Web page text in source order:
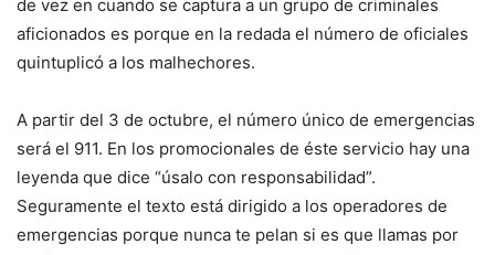
de vez en cuando se captura a un grupo de criminales
aficionados es porque en la redada el número de oficiales
quintuplicó a los malhechores.
A partir del 3 de octubre, el número único de emergencias
será el 911. En los promocionales de éste servicio hay una
leyenda que dice “úsalo con responsabilidad”.
Seguramente el texto está dirigido a los operadores de
emergencias porque nunca te pelan si es que llamas por